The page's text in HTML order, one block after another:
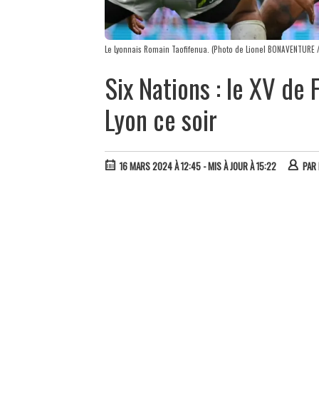
Le Lyonnais Romain Taofifenua. (Photo de Lionel BONAVENTURE
Six Nations : le XV
Lyon ce soir
16 MARS 2024 À 12:45 - MIS À JOUR À 15:22 PAR